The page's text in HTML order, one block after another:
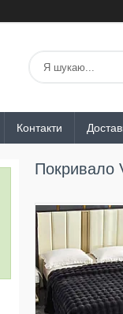
Контакти